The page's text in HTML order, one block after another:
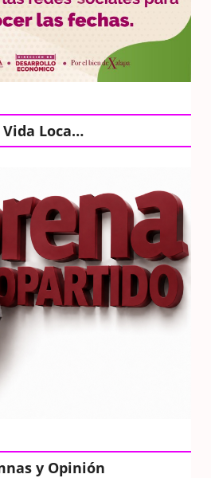
Vida Loca…
y Opinión